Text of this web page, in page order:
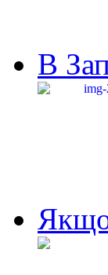
В
Якщо